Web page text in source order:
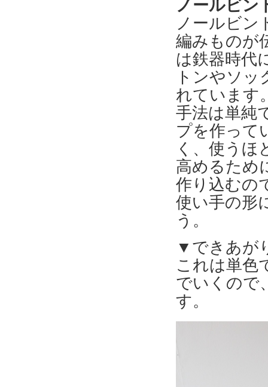
ノールビン
編みものが
は鉄器時代
トンやソ
れています
手法は単純
プを作って
く、使うほ
高めるため
作り込むの
使い手の形
う。
▼できあが
これは単色
でいくので
す。